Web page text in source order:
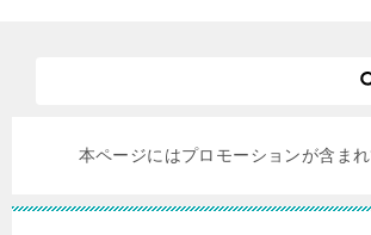
本ページにはプロモーションが含まれ